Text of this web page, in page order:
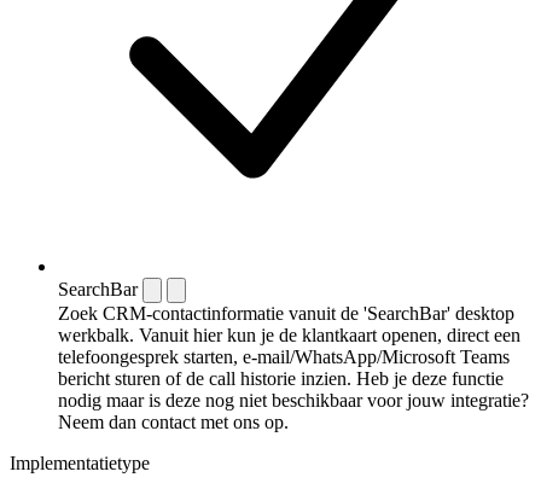
SearchBar
Zoek CRM-contactinformatie vanuit de 'SearchBar' desktop
werkbalk. Vanuit hier kun je de klantkaart openen, direct een
telefoongesprek starten, e-mail/WhatsApp/Microsoft Teams
bericht sturen of de call historie inzien. Heb je deze functie
nodig maar is deze nog niet beschikbaar voor jouw integratie?
Neem dan contact met ons op.
Implementatietype